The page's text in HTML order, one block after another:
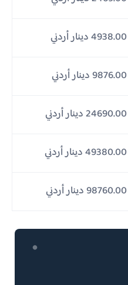
4938.00 دينار أردني
9876.00 دينار أردني
24690.00 دينار أردني
49380.00 دينار أردني
98760.00 دينار أردني